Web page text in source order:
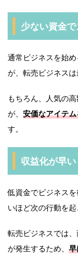
少ない資金
通常ビジネスを始
が、転売ビジネス
もちろん、人気の
が、 安価なアイテ
す。
収益化が早い
低資金でビジネス
いほど次の行動を起
転売ビジネスでは
が発生するため、